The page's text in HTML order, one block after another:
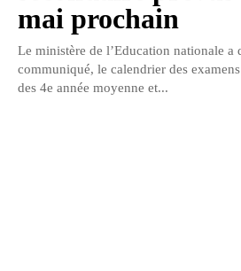
mai prochain
Le ministère de l’Education nationale a
communiqué, le calendrier des
des 4e année moyenne et...